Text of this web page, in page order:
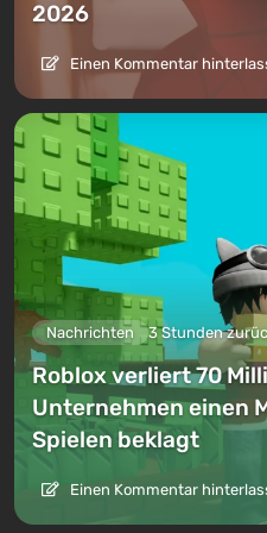
2026
Einen Kommentar
Nachrichten 3 Stunden
Roblox verliert 70
Unternehmen einen
Spielen beklagt
Einen Kommentar